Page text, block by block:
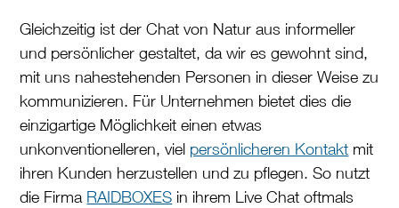
Gleichzeitig ist der Chat von Natur aus informeller
und persönlicher gestaltet, da wir es gewohnt sind,
mit uns nahestehenden Personen in dieser Weise zu
kommunizieren. Für Unternehmen bietet dies die
einzigartige Möglichkeit einen etwas
unkonventionelleren, viel persönlicheren Kontakt mit
ihren Kunden herzustellen und zu pflegen. So nutzt
die Firma RAIDBOXES in ihrem Live Chat oftmals